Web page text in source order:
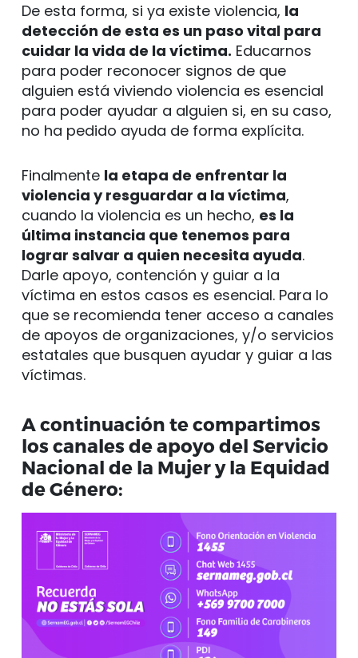
De esta forma, si ya existe violencia, la
detección de esta es un paso vital para
cuidar la vida de la víctima. Educarnos
para poder reconocer signos de que
alguien está viviendo violencia es esencial
para poder ayudar a alguien si, en su caso,
no ha pedido ayuda de forma explícita.
Finalmente la etapa de enfrentar la
violencia y resguardar a la víctima,
cuando la violencia es un hecho, es la
última instancia que tenemos para
lograr salvar a quien necesita ayuda.
Darle apoyo, contención y guiar a la
víctima en estos casos es esencial. Para lo
que se recomienda tener acceso a canales
de apoyos de organizaciones, y/o servicios
estatales que busquen ayudar y guiar a las
víctimas.
A continuación te compartimos
los canales de apoyo del Servicio
Nacional de la Mujer y la Equidad
de Género: